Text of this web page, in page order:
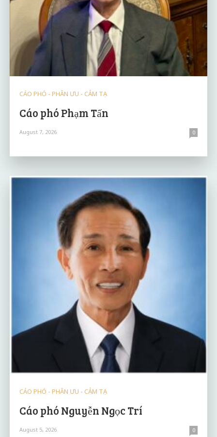
CÁO PHÓ - PHÂN ƯU - CẢM TẠ
Cáo phó Phạm Tấn
August 7, 2026 0
CÁO PHÓ - PHÂN ƯU - CẢM TẠ
Cáo phó Nguyễn Ngọc Trí
August 5, 2026 0